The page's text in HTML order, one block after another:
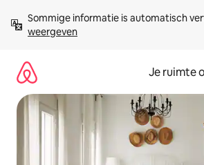
direct
naar
Sommige informatie is automatisch
weergeven
Je ruimte